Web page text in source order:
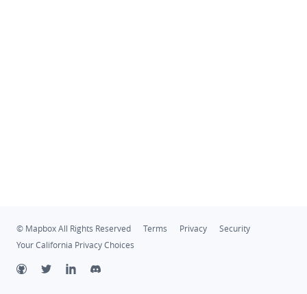
© Mapbox All Rights Reserved Terms Privacy
Security
Your California Privacy Choices